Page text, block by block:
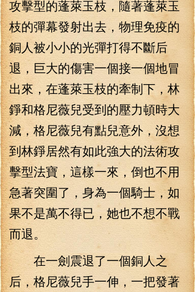
攻擊型的蓬萊玉枝，隨著蓬萊玉
枝的彈幕發射出去，物理免疫的
銅人被小小的光彈打得不斷后
退，巨大的傷害一個接一個地冒
出來，在蓬萊玉枝的牽制下，林
錚和格尼薇兒受到的壓力頓時大
減，格尼薇兒有點兒意外，沒想
到林錚居然有如此強大的法術攻
擊型法寶，這樣一來，倒也不用
急著突圍了，身為一個騎士，如
果不是萬不得已，她也不想不戰
而退。
在一劍震退了一個銅人之
后，格尼薇兒手一伸，一把發著